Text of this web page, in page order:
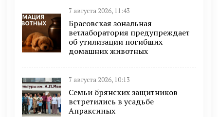
7 августа 2026, 11:43
Брасовская зональная
ветлаборатория предупреждает
об утилизации погибших
домашних животных
7 августа 2026, 10:13
Семьи брянских защитников
встретились в усадьбе
Апраксиных